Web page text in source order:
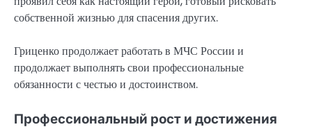
собственной жизнью для спасения других.
Гриценко продолжает работать в МЧС России и
продолжает выполнять свои профессиональные
обязанности с честью и достоинством.
Профессиональный рост и достижения